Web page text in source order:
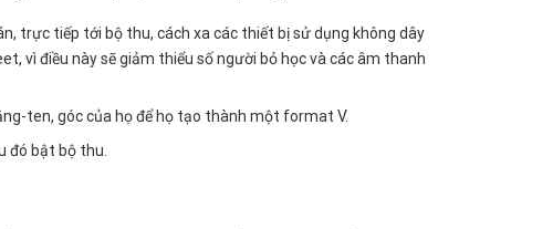
trực tiếp tới bộ thu, cách xa các thiết bị sử dụng không dây
vì điều này sẽ giảm thiểu số người bỏ học và các âm thanh
ten, góc của họ để họ tạo thành một format V.
đó bật bộ thu.